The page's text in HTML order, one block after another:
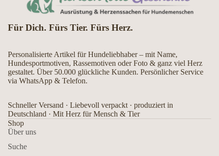
Für Dich. Fürs Tier. Fürs Herz.
Personalisierte Artikel für Hundeliebhaber – mit Name,
Hundesportmotiven, Rassemotiven oder Foto & ganz viel Herz
gestaltet. Über 50.000 glückliche Kunden. Persönlicher Service
via WhatsApp & Telefon.
Schneller Versand · Liebevoll verpackt · produziert in
Deutschland · Mit Herz für Mensch & Tier
Shop
Über uns
Suche